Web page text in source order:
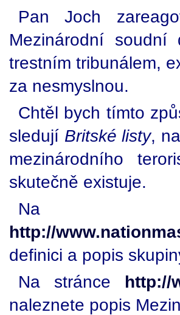
Pan Joch
Mezinárodní
trestním tribunálem,
za nesmyslnou.
Chtěl bych tímto
sledují Britské listy,
mezinárodního
skutečně existuje.
Na
http://
definici a popis
Na stránce http://
naleznete popis